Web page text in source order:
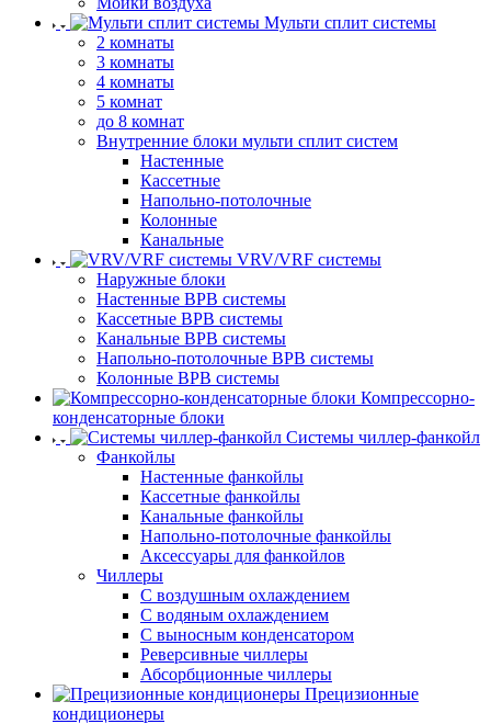
Мульти сплит системы
2 комнаты
3 комнаты
4 комнаты
5 комнат
до 8 комнат
Внутренние блоки мульти сплит систем
Настенные
Кассетные
Напольно-потолочные
Колонные
Канальные
VRV/VRF системы
Наружные блоки
Настенные ВРВ системы
Кассетные ВРВ системы
Канальные ВРВ системы
Напольно-потолочные ВРВ системы
Колонные ВРВ системы
Компрессорно-
конденсаторные блоки
Системы чиллер-фанкойл
Фанкойлы
Настенные фанкойлы
Кассетные фанкойлы
Канальные фанкойлы
Напольно-потолочные фанкойлы
Аксессуары для фанкойлов
Чиллеры
С воздушным охлаждением
С водяным охлаждением
С выносным конденсатором
Реверсивные чиллеры
Абсорбционные чиллеры
Прецизионные
кондиционеры